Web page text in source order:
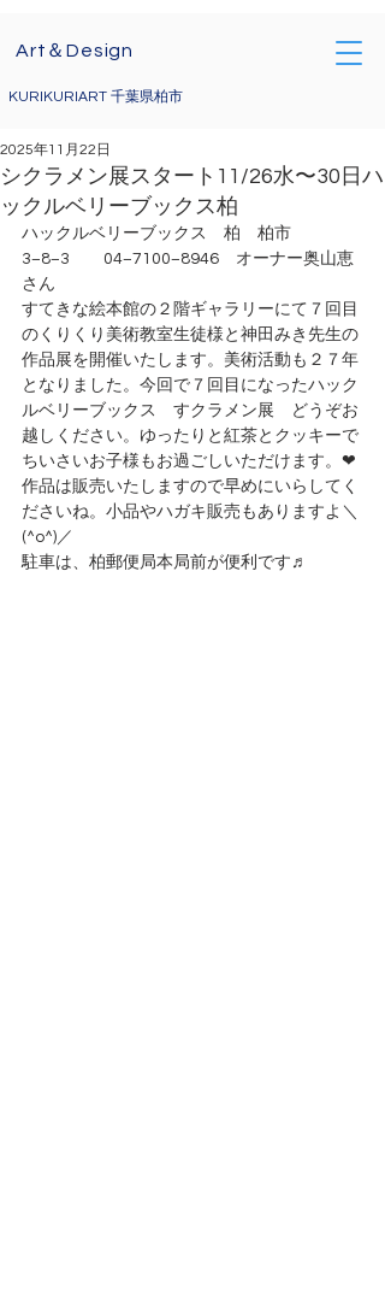
Art＆Design
KURIKURIART 千葉県柏市
シクラメン展スタート11/26水〜30日ハ
ックルベリーブックス柏
2025年11月22日
ハックルベリーブックス　柏　柏市
3−8−3　　04−7100−8946　オーナー奥山恵
さん
すてきな絵本館の２階ギャラリーにて７回目
のくりくり美術教室生徒様と神田みき先生の
作品展を開催いたします。美術活動も２７年
となりました。今回で７回目になったハック
ルベリーブックス　すクラメン展　どうぞお
越しください。ゆったりと紅茶とクッキーで
ちいさいお子様もお過ごしいただけます。❤
作品は販売いたしますので早めにいらしてく
ださいね。小品やハガキ販売もありますよ＼
(^o^)／
駐車は、柏郵便局本局前が便利です♬